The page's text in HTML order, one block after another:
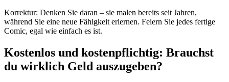
Korrektur: Denken Sie daran – sie malen bereits seit Jahren,
während Sie eine neue Fähigkeit erlernen. Feiern Sie jedes fertige
Comic, egal wie einfach es ist.
Kostenlos und kostenpflichtig: Brauchst
du wirklich Geld auszugeben?